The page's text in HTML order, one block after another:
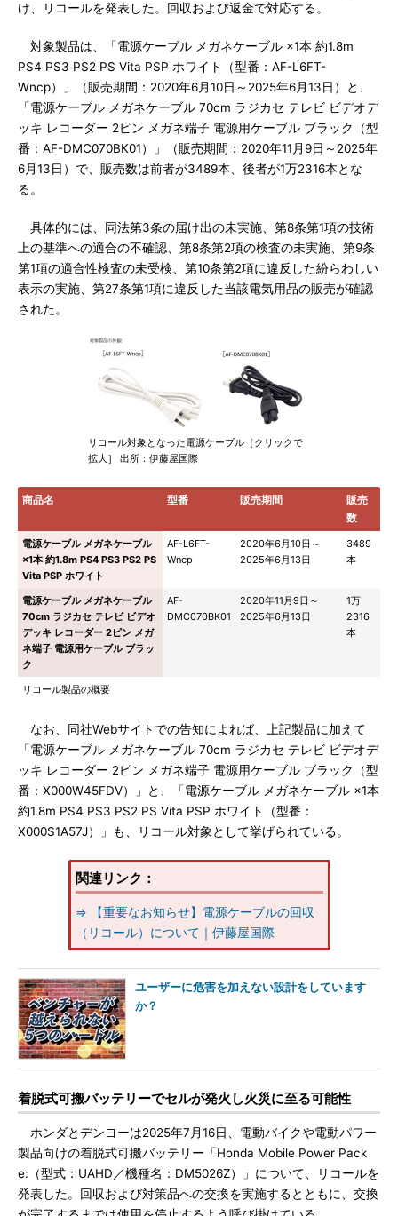
け、リコールを発表した。回収および返金で対応する。
対象製品は、「電源ケーブル メガネケーブル ×1本 約1.8m
PS4 PS3 PS2 PS Vita PSP ホワイト（型番：AF-L6FT-
Wncp）」（販売期間：2020年6月10日～2025年6月13日）と、
「電源ケーブル メガネケーブル 70cm ラジカセ テレビ ビデオデ
ッキ レコーダー 2ピン メガネ端子 電源用ケーブル ブラック（型
番：AF-DMC070BK01）」（販売期間：2020年11月9日～2025年
6月13日）で、販売数は前者が3489本、後者が1万2316本とな
る。
具体的には、同法第3条の届け出の未実施、第8条第1項の技術
上の基準への適合の不確認、第8条第2項の検査の未実施、第9条
第1項の適合性検査の未受検、第10条第2項に違反した紛らわしい
表示の実施、第27条第1項に違反した当該電気用品の販売が確認
された。
リコール対象となった電源ケーブル［クリックで
拡大］ 出所：伊藤屋国際
商品名 型番 販売期間
販売
数
電源ケーブル メガネケーブル
×1本 約1.8m PS4 PS3 PS2 PS
Vita PSP ホワイト
AF-L6FT-
Wncp
2020年6月10日～
2025年6月13日
3489
本
電源ケーブル メガネケーブル
70cm ラジカセ テレビ ビデオ
デッキ レコーダー 2ピン メガ
ネ端子 電源用ケーブル ブラッ
ク
AF-
DMC070BK01
2020年11月9日～
2025年6月13日
1万
2316
本
リコール製品の概要
なお、同社Webサイトでの告知によれば、上記製品に加えて
「電源ケーブル メガネケーブル 70cm ラジカセ テレビ ビデオデ
ッキ レコーダー 2ピン メガネ端子 電源用ケーブル ブラック（型
番：X000W45FDV）」と、「電源ケーブル メガネケーブル ×1本
約1.8m PS4 PS3 PS2 PS Vita PSP ホワイト（型番：
X000S1A57J）」も、リコール対象として挙げられている。
関連リンク：
⇒ 【重要なお知らせ】電源ケーブルの回収
（リコール）について｜伊藤屋国際
ユーザーに危害を加えない設計をしています
か？
着脱式可搬バッテリーでセルが発火し火災に至る可能性
ホンダとデンヨーは2025年7月16日、電動バイクや電動パワー
製品向けの着脱式可搬バッテリー「Honda Mobile Power Pack
e:（型式：UAHD／機種名：DM5026Z）」について、リコールを
発表した。回収および対策品への交換を実施するとともに、交換